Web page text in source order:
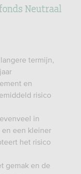
Neutraal
termijn,
en
risico
in
en een kleiner
het risico
gemak en de